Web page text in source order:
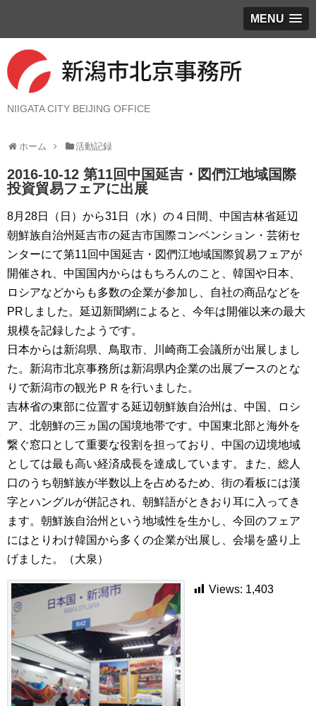
MENU
NIIGATA CITY BEIJING OFFICE
ホーム 活動記録
2016-10-12 第11回中国延吉・図們江地域国際
投資貿易フェアに出展
8月28日（日）から31日（水）の４日間、中国吉林省延辺
朝鮮族自治州延吉市の延吉市国際コンベンション・芸術セ
ンターにて第11回中国延吉・図們江地域国際貿易フェアが
開催され、中国国内からはもちろんのこと、韓国や日本、
ロシアなどからも多数の企業が参加し、自社の商品などを
PRしました。延辺新聞網によると、今年は開催以来の最大
規模を記録したようです。
日本からは新潟県、鳥取市、川崎商工会議所が出展しまし
た。新潟市北京事務所は新潟県内企業の出展ブースのとな
りで新潟市の観光ＰＲを行いました。
吉林省の東部に位置する延辺朝鮮族自治州は、中国、ロシ
ア、北朝鮮の三ヵ国の国境地帯です。中国東北部と海外を
繋ぐ窓口として重要な役割を担っており、中国の辺境地域
としては最も高い経済成長を達成しています。また、総人
口のうち朝鮮族が半数以上を占めるため、街の看板には漢
字とハングルが併記され、朝鮮語がときおり耳に入ってき
ます。朝鮮族自治州という地域性を生かし、今回のフェア
にはとりわけ韓国から多くの企業が出展し、会場を盛り上
げました。（大泉）
Views: 1,403